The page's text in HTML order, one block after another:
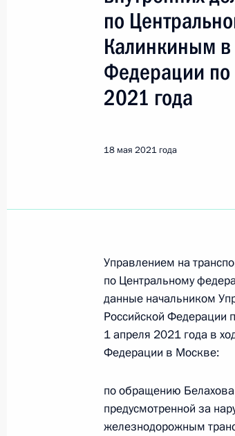
Поиск по руководителю,
Все руководители,
18 мая 2021 года,
по поручению
на транспорте
по Центральному
Президента
2021 года
18 мая 2021 года, 20:08
1 апреля 2021 года,
по
Калинкиным
Федерации по
2021 года
18 мая 2021 года
Управлением на
по Центральному
данные начальником
Российской Федерации
1 апреля 2021 года в
Федерации в Москве:
по обращению Белахова
предусмотренной за
железнодорожным